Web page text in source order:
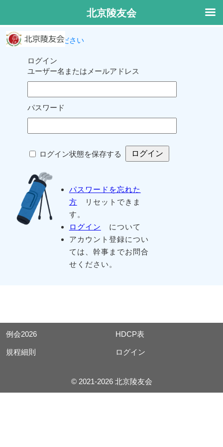
ログインしてください
ログイン
ユーザー名またはメールアドレス
パスワード
ログイン状態を保存する
パスワードを忘れた
方 リセットできま
す。
ログイン
について
アカウント登録につい
ては、幹事までお問合
せください。
例会2026 HDCP表
規程細則 ログイン
© 2021-2026 北京陵友会
北京陵友会